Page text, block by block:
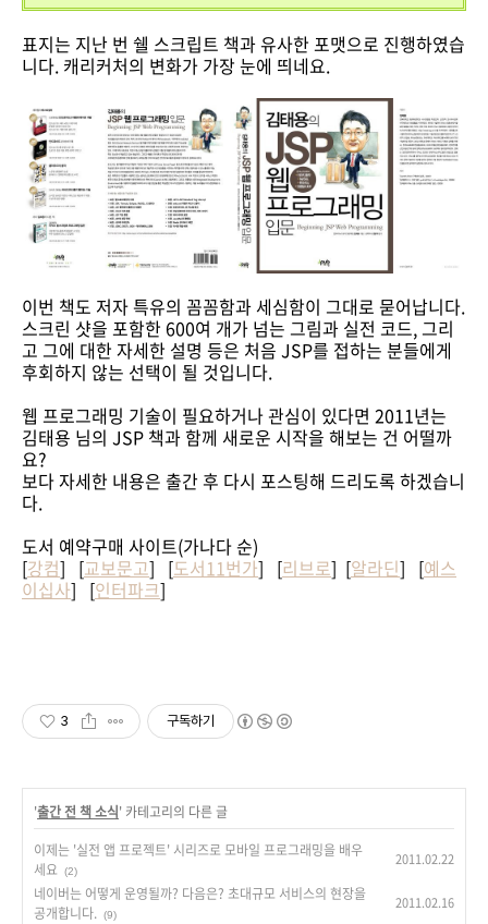
표지는 지난 번 쉘 스크립트 책과 유사한 포맷으로 진행하였습
니다. 캐리커처의 변화가 가장 눈에 띄네요.
이번 책도 저자 특유의 꼼꼼함과 세심함이 그대로 묻어납니다.
스크린 샷을 포함한 600여 개가 넘는 그림과 실전 코드, 그리
고 그에 대한 자세한 설명 등은 처음 JSP를 접하는 분들에게
후회하지 않는 선택이 될 것입니다.
웹 프로그래밍 기술이 필요하거나 관심이 있다면 2011년는
김태용 님의 JSP 책과 함께 새로운 시작을 해보는 건 어떨까
요?
보다 자세한 내용은 출간 후 다시 포스팅해 드리도록 하겠습니
다.
도서 예약구매 사이트(가나다 순)
[강컴] [교보문고] [도서11번가] [리브로] [알라딘] [예스
이십사] [인터파크]
3 구독하기
'출간 전 책 소식' 카테고리의 다른 글
이제는 '실전 앱 프로젝트' 시리즈로 모바일 프로그래밍을 배우
세요
(2)
2011.02.22
네이버는 어떻게 운영될까? 다음은? 초대규모 서비스의 현장을
공개합니다. (9)
2011.02.16